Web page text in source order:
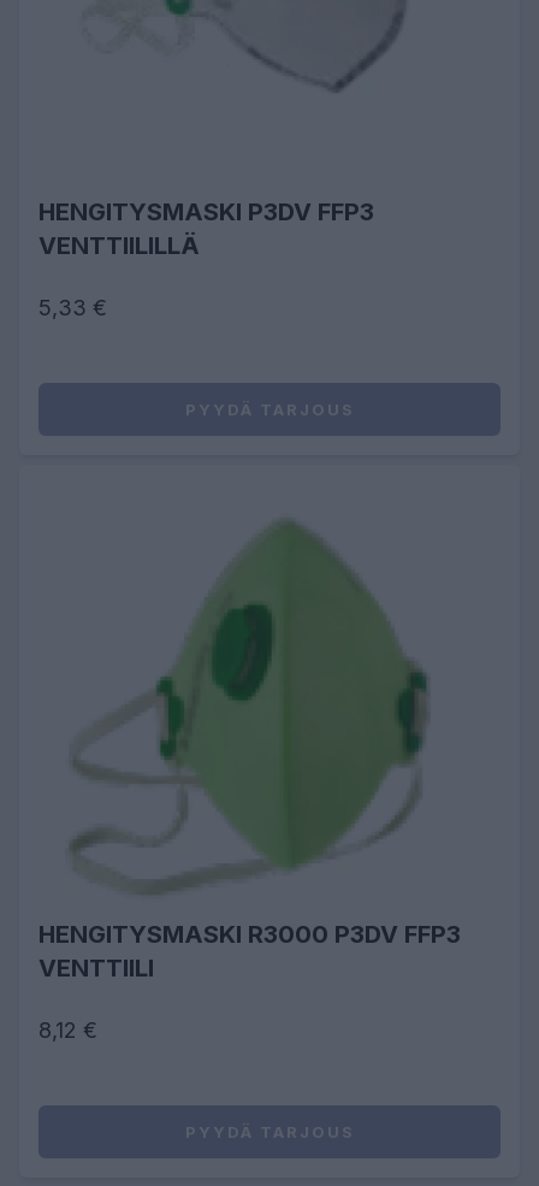
HENGITYSMASKI P3DV FFP3
VENTTIILILLÄ
5,33 €
PYYDÄ TARJOUS
HENGITYSMASKI R3000 P3DV FFP3
VENTTIILI
8,12 €
PYYDÄ TARJOUS